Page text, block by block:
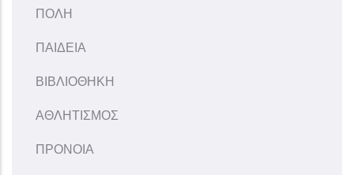
ΠΟΛΗ
ΠΑΙΔΕΙΑ
ΒΙΒΛΙΟΘΗΚΗ
ΑΘΛΗΤΙΣΜΟΣ
ΠΡΟΝΟΙΑ